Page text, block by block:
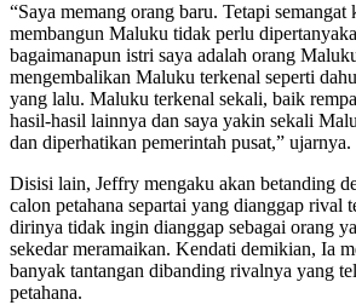
“Saya memang orang baru. Tetapi semangat
membangun Maluku tidak perlu
bagaimanapun istri saya adalah orang
mengembalikan Maluku terkenal seperti
yang lalu. Maluku terkenal sekali, baik
hasil-hasil lainnya dan saya yakin sekali
dan diperhatikan pemerintah pusat,” ujarnya.
Disisi lain, Jeffry mengaku akan betanding
calon petahana separtai yang dianggap rival
dirinya tidak ingin dianggap sebagai orang
sekedar meramaikan. Kendati demikian, Ia
banyak tantangan dibanding rivalnya yang
petahana.